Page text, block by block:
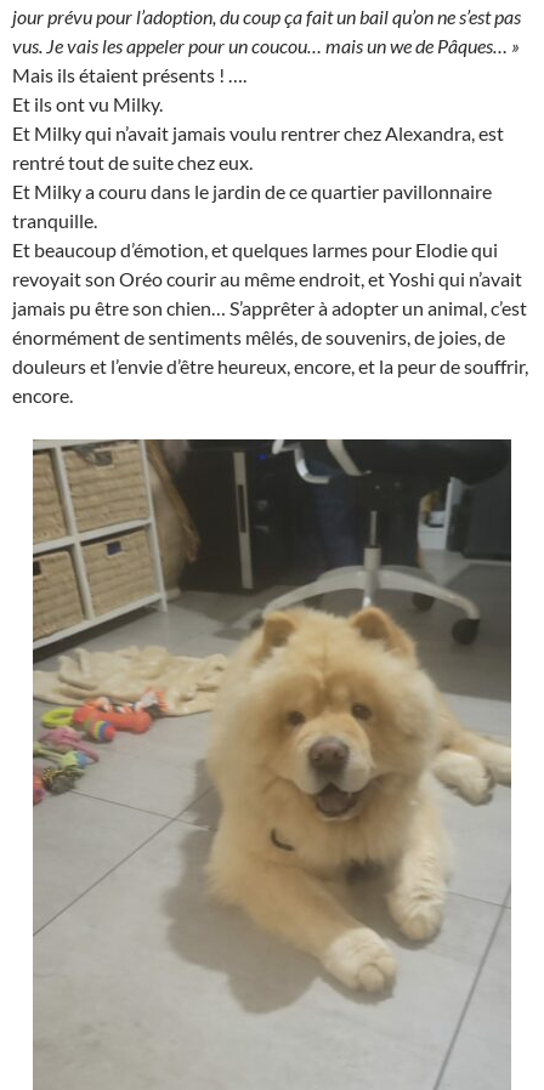
jour prévu pour l’adoption, du coup ça fait un bail qu’on ne s’est pas
vus. Je vais les appeler pour un coucou… mais un we de Pâques… »
Mais ils étaient présents ! ….
Et ils ont vu Milky.
Et Milky qui n’avait jamais voulu rentrer chez Alexandra, est
rentré tout de suite chez eux.
Et Milky a couru dans le jardin de ce quartier pavillonnaire
tranquille.
Et beaucoup d’émotion, et quelques larmes pour Elodie qui
revoyait son Oréo courir au même endroit, et Yoshi qui n’avait
jamais pu être son chien… S’apprêter à adopter un animal, c’est
énormément de sentiments mêlés, de souvenirs, de joies, de
douleurs et l’envie d’être heureux, encore, et la peur de souffrir,
encore.